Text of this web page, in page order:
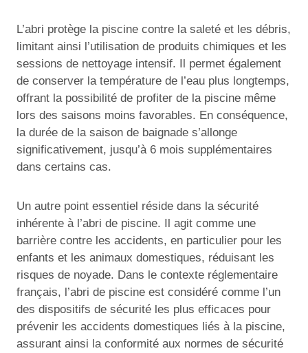
L’abri protège la piscine contre la saleté et les débris,
limitant ainsi l’utilisation de produits chimiques et les
sessions de nettoyage intensif. Il permet également
de conserver la température de l’eau plus longtemps,
offrant la possibilité de profiter de la piscine même
lors des saisons moins favorables. En conséquence,
la durée de la saison de baignade s’allonge
significativement, jusqu’à 6 mois supplémentaires
dans certains cas.
Un autre point essentiel réside dans la sécurité
inhérente à l’abri de piscine. Il agit comme une
barrière contre les accidents, en particulier pour les
enfants et les animaux domestiques, réduisant les
risques de noyade. Dans le contexte réglementaire
français, l’abri de piscine est considéré comme l’un
des dispositifs de sécurité les plus efficaces pour
prévenir les accidents domestiques liés à la piscine,
assurant ainsi la conformité aux normes de sécurité